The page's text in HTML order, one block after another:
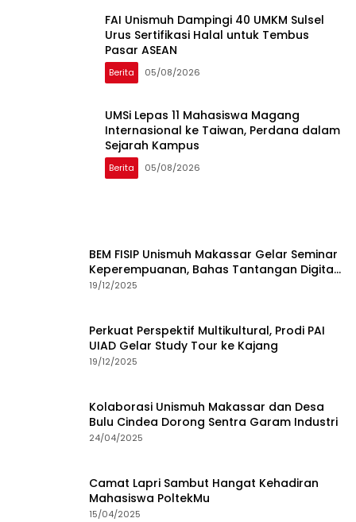
FAI Unismuh Dampingi 40 UMKM Sulsel
Urus Sertifikasi Halal untuk Tembus
Pasar ASEAN
Berita 05/08/2026
UMSi Lepas 11 Mahasiswa Magang
Internasional ke Taiwan, Perdana dalam
Sejarah Kampus
Berita 05/08/2026
BEM FISIP Unismuh Makassar Gelar Seminar
Keperempuanan, Bahas Tantangan Digital
dan Budaya Lokal
19/12/2025
Perkuat Perspektif Multikultural, Prodi PAI
UIAD Gelar Study Tour ke Kajang
19/12/2025
Kolaborasi Unismuh Makassar dan Desa
Bulu Cindea Dorong Sentra Garam Industri
24/04/2025
Camat Lapri Sambut Hangat Kehadiran
Mahasiswa PoltekMu
15/04/2025